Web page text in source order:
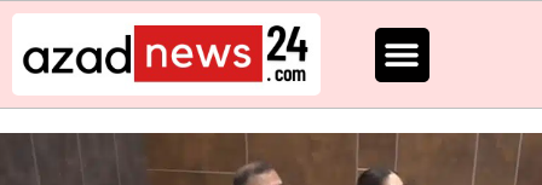
Skip
content